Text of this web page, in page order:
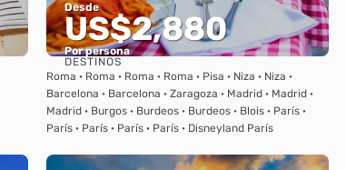
Desde
US$2,880
Por persona
Ver
DESTINOS
Roma · Roma · Roma · Roma · Pisa · Niza · Niza ·
Barcelona · Barcelona · Zaragoza · Madrid · Madrid ·
Madrid · Burgos · Burdeos · Burdeos · Blois · París ·
París · París · París · París · Disneyland París